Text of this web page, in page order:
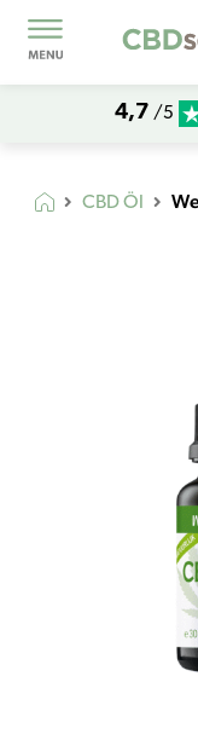
4,7 /5
CBD Öl